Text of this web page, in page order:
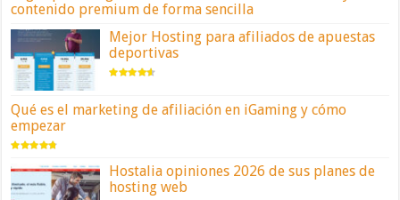
contenido premium de forma sencilla
Mejor Hosting para afiliados de apuestas
deportivas
Qué es el marketing de afiliación en iGaming y cómo
empezar
Hostalia opiniones 2026 de sus planes de
hosting web